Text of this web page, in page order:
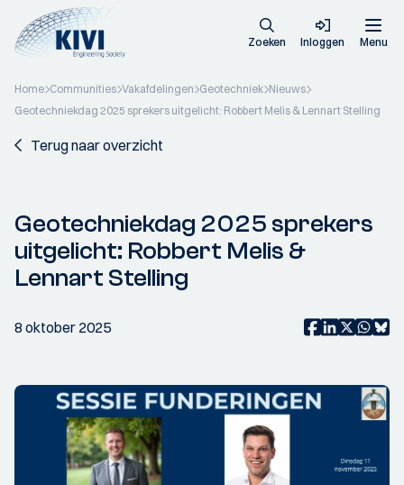
Zoeken Inloggen Menu
Home Communities Vakafdelingen Geotechniek Nieuws
Geotechniekdag 2025 sprekers uitgelicht: Robbert Melis & Lennart Stelling
Terug naar overzicht
Geotechniekdag 2025 sprekers
uitgelicht: Robbert Melis &
Lennart Stelling
8 oktober 2025